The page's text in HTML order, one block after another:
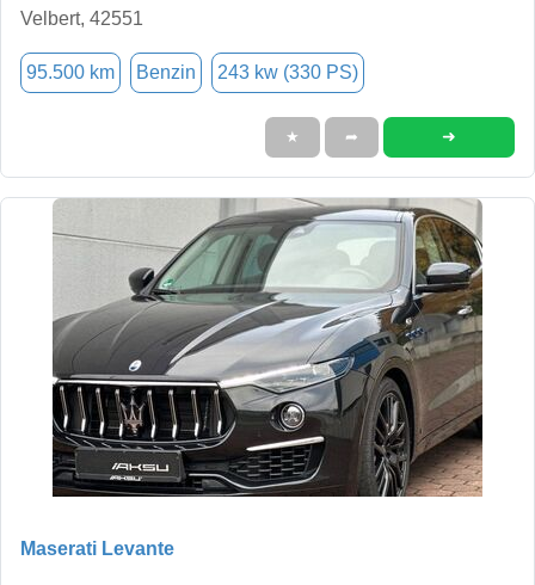
Velbert, 42551
95.500 km Benzin 243 kw (330 PS)
★ ➦ ➜
Maserati Levante